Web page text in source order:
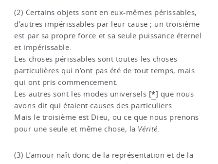
(2) Certains objets sont en eux-mêmes périssables,
d’autres impérissables par leur cause ; un troisième
est par sa propre force et sa seule puissance éternel
et impérissable.
Les choses périssables sont toutes les choses
particulières qui n’ont pas été de tout temps, mais
qui ont pris commencement.
Les autres sont les modes universels [*] que nous
avons dit qui étaient causes des particuliers.
Mais le troisième est Dieu, ou ce que nous prenons
pour une seule et même chose, la Vérité.
(3) L’amour naît donc de la représentation et de la